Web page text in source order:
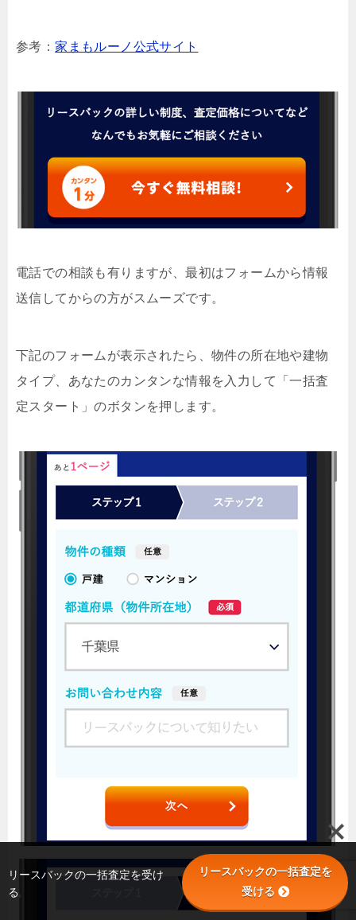
参考：家まもルーノ公式サイト
電話での相談も有りますが、最初はフォームから情報
送信してからの方がスムーズです。
下記のフォームが表示されたら、物件の所在地や建物
タイプ、あなたのカンタンな情報を入力して「一括査
定スタート」のボタンを押します。
リースバックの一括査定を受け
る
リースバックの一括査定を
受ける